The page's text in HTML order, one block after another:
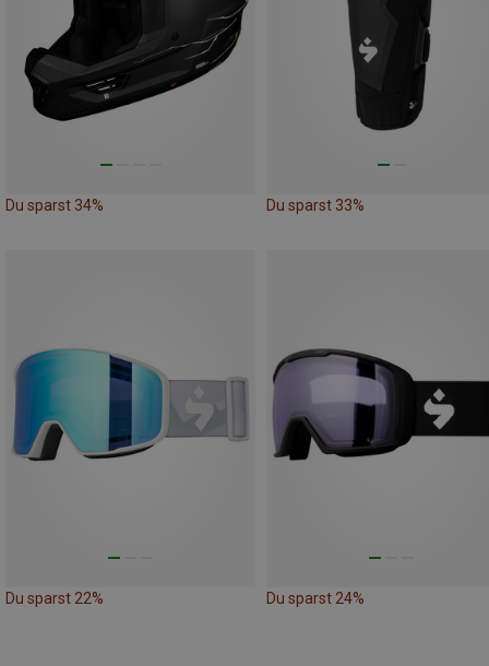
Du sparst 34% Du sparst 33%
Du sparst 22% Du sparst 24%